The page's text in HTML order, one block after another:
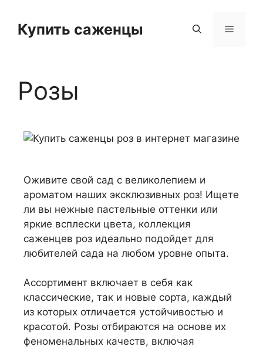
Купить саженцы
Розы
Оживите свой сад с великолепием и
ароматом наших эксклюзивных роз! Ищете
ли вы нежные пастельные оттенки или
яркие всплески цвета, коллекция
саженцев роз идеально подойдет для
любителей сада на любом уровне опыта.
Ассортимент включает в себя как
классические, так и новые сорта, каждый
из которых отличается устойчивостью и
красотой. Розы отбираются на основе их
феноменальных качеств, включая